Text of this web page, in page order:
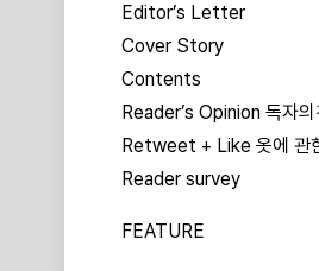
Editor’s Letter
Cover Story
Contents
Reader’s Opinion 독자
Retweet + Like 옷에 관
Reader survey
FEATURE